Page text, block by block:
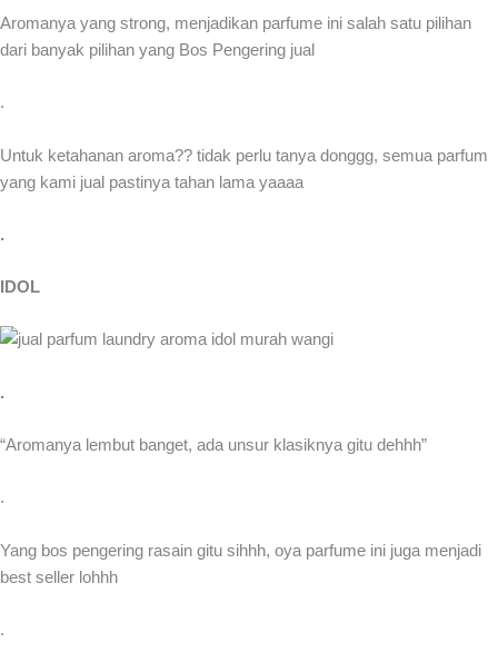
Aromanya yang strong, menjadikan parfume ini salah satu pilihan
dari banyak pilihan yang Bos Pengering jual
.
Untuk ketahanan aroma?? tidak perlu tanya donggg, semua parfum
yang kami jual pastinya tahan lama yaaaa
.
IDOL
.
“Aromanya lembut banget, ada unsur klasiknya gitu dehhh”
.
Yang bos pengering rasain gitu sihhh, oya parfume ini juga menjadi
best seller lohhh
.